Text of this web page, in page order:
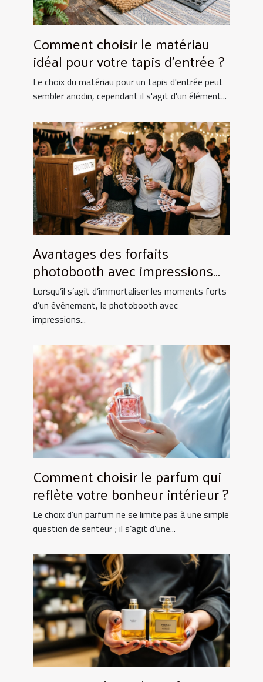
Comment choisir le matériau
idéal pour votre tapis d'entrée ?
Le choix du matériau pour un tapis d'entrée peut
sembler anodin, cependant il s'agit d'un élément...
Avantages des forfaits
photobooth avec impressions
illimitées
Lorsqu’il s’agit d’immortaliser les moments forts
d’un événement, le photobooth avec
impressions...
Comment choisir le parfum qui
reflète votre bonheur intérieur ?
Le choix d’un parfum ne se limite pas à une simple
question de senteur ; il s’agit d’une...